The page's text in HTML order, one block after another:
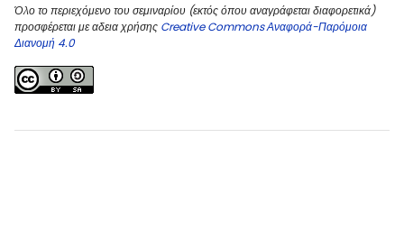
Όλο το περιεχόμενο του σεμιναρίου (εκτός όπου αναγράφεται διαφορετικά)
προσφέρεται με αδεια χρήσης Creative Commons Αναφορά-Παρόμοια
Διανομή 4.0